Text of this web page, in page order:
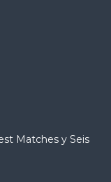
Matches y Seis